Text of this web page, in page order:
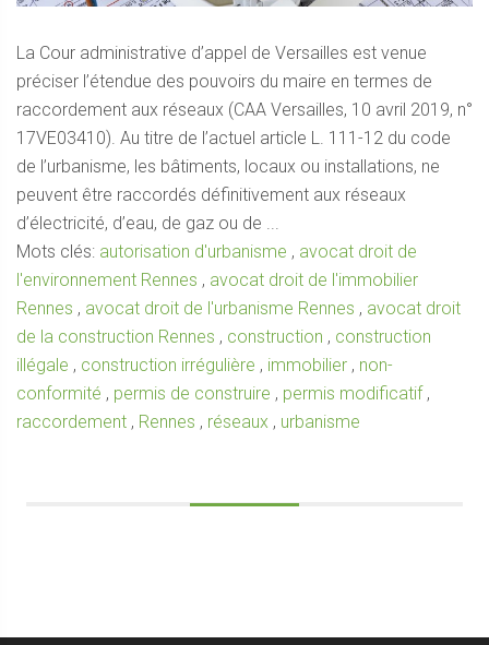
La Cour administrative d’appel de Versailles est venue
préciser l’étendue des pouvoirs du maire en termes de
raccordement aux réseaux (CAA Versailles, 10 avril 2019, n°
17VE03410). Au titre de l’actuel article L. 111-12 du code
de l’urbanisme, les bâtiments, locaux ou installations, ne
peuvent être raccordés définitivement aux réseaux
d’électricité, d’eau, de gaz ou de ...
Mots clés: autorisation d'urbanisme , avocat droit de
l'environnement Rennes , avocat droit de l'immobilier
Rennes , avocat droit de l'urbanisme Rennes , avocat droit
de la construction Rennes , construction , construction
illégale , construction irrégulière , immobilier , non-
conformité , permis de construire , permis modificatif ,
raccordement , Rennes , réseaux , urbanisme